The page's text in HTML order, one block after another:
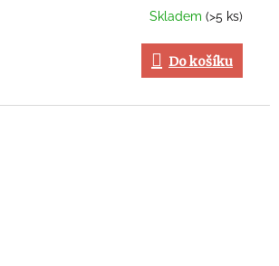
Skladem (>5 ks)
Do košíku